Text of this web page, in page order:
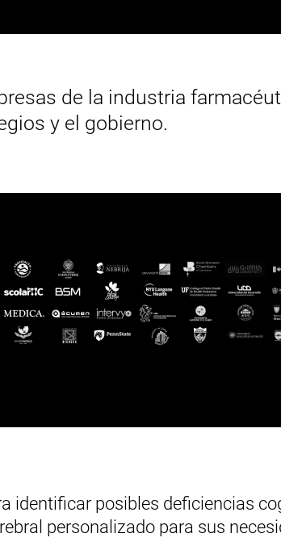
de la industria
y el gobierno.
identificar posibles deficiencias
personalizado para sus